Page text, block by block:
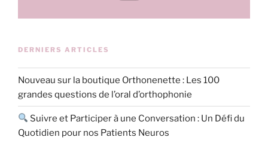
DERNIERS ARTICLES
Nouveau sur la boutique Orthonenette : Les 100
grandes questions de l’oral d’orthophonie
Suivre et Participer à une Conversation : Un Défi du
Quotidien pour nos Patients Neuros